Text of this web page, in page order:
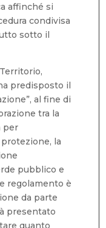
affinché si
condivisa
sotto il
predisposto il
al fine di
tra la
per
la
pubblico e
regolamento è
da parte
presentato
quanto